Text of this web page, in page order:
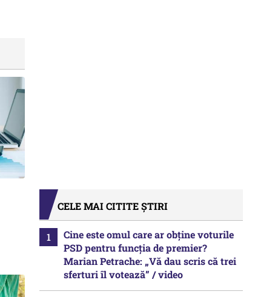
CELE MAI CITITE ȘTIRI
Cine este omul care ar obține voturile
PSD pentru funcția de premier?
Marian Petrache: „Vă dau scris că trei
sferturi îl votează” / video